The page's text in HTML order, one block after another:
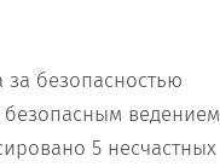
безопасностью
ведением
5 несчастных